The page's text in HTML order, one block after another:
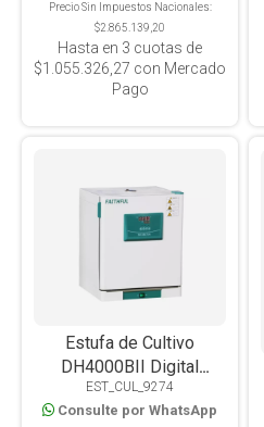
Precio Sin Impuestos Nacionales:
$2.865.139,20
Hasta en 3 cuotas de
$1.055.326,27 con Mercado
Pago
Estufa de Cultivo
DH4000BII Digital
40x35x45, 63L
EST_CUL_9274
Consulte por WhatsApp